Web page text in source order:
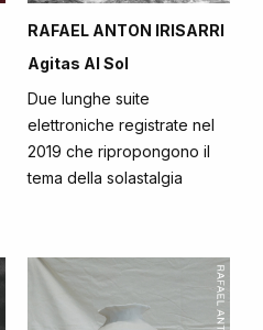
RAFAEL ANTON IRISARRI
Agitas Al Sol
Due lunghe suite
elettroniche registrate nel
2019 che ripropongono il
tema della solastalgia